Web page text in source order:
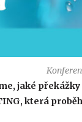
jaké
která